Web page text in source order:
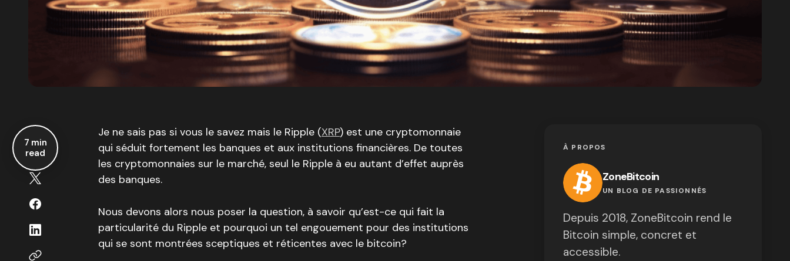
7 min
read
Je ne sais pas si vous le savez mais le Ripple (XRP) est une cryptomonnaie
qui séduit fortement les banques et aux institutions financières. De toutes
les cryptomonnaies sur le marché, seul le Ripple à eu autant d’effet auprès
des banques.
Nous devons alors nous poser la question, à savoir qu’est-ce qui fait la
particularité du Ripple et pourquoi un tel engouement pour des institutions
qui se sont montrées sceptiques et réticentes avec le bitcoin?
À PROPOS
ZoneBitcoin
UN BLOG DE PASSIONNÉS
Depuis 2018, ZoneBitcoin rend le
Bitcoin simple, concret et
accessible.